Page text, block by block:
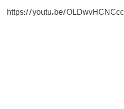
https://youtu.be/OLDwvHCNCcc